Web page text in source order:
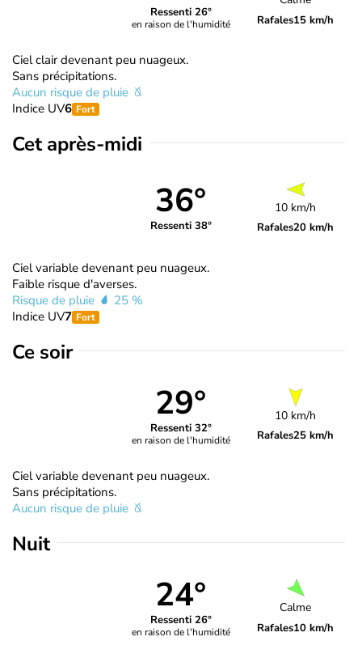
Ressenti 26°
en raison de l'humidité Rafales15 km/h
Ciel clair devenant peu nuageux.
Sans précipitations.
Aucun risque de pluie
Indice UV6 Fort
Cet après-midi
36°
Ressenti 38°
10 km/h
Rafales20 km/h
Ciel variable devenant peu nuageux.
Faible risque d'averses.
Risque de pluie
25 %
Indice UV7 Fort
Ce soir
29°
Ressenti 32°
en raison de l'humidité
10 km/h
Rafales25 km/h
Ciel variable devenant peu nuageux.
Sans précipitations.
Aucun risque de pluie
Nuit
24°
Ressenti 26°
en raison de l'humidité
Calme
Rafales10 km/h